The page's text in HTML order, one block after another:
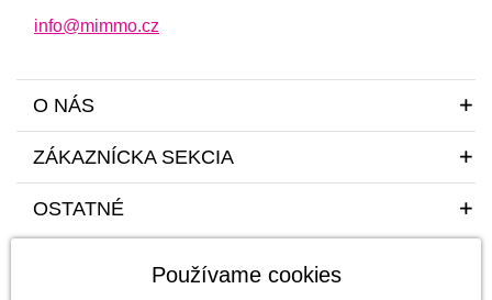
info@mimmo.cz
O NÁS
ZÁKAZNÍCKA SEKCIA
OSTATNÉ
Používame cookies